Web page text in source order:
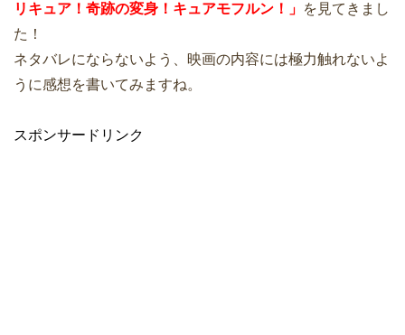
リキュア！奇跡の変身！キュアモフルン！」 を見てきまし
た！
ネタバレにならないよう、映画の内容には極力触れないよ
うに感想を書いてみますね。
スポンサードリンク